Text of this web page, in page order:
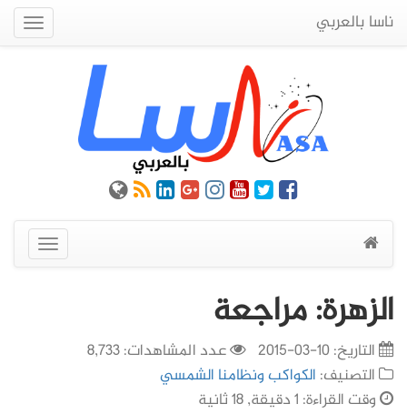
ناسا بالعربي
عرض
القائمة
الزهرة: مراجعة
التاريخ:10-03-2015
عدد المشاهدات: 8,733
التصنيف: الكواكب ونظامنا الشمسي
وقت القراءة: 1 دقيقة, 18 ثانية